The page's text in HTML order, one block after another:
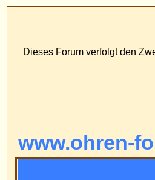
ECS Dr.
Dieses Forum verfolgt den Zweck, die
www.ohren-
Registrieren